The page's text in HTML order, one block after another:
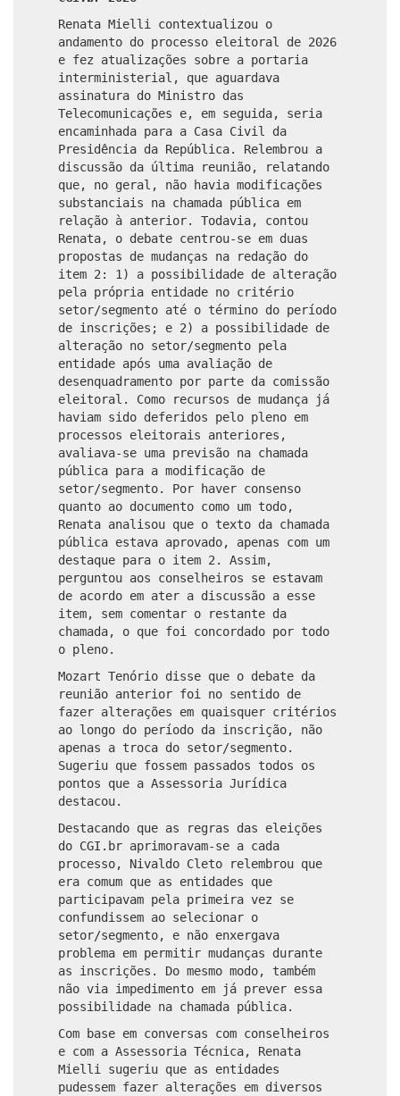
Renata Mielli contextualizou o
andamento do processo eleitoral de 2026
e fez atualizações sobre a portaria
interministerial, que aguardava
assinatura do Ministro das
Telecomunicações e, em seguida, seria
encaminhada para a Casa Civil da
Presidência da República. Relembrou a
discussão da última reunião, relatando
que, no geral, não havia modificações
substanciais na chamada pública em
relação à anterior. Todavia, contou
Renata, o debate centrou-se em duas
propostas de mudanças na redação do
item 2: 1) a possibilidade de alteração
pela própria entidade no critério
setor/segmento até o término do período
de inscrições; e 2) a possibilidade de
alteração no setor/segmento pela
entidade após uma avaliação de
desenquadramento por parte da comissão
eleitoral. Como recursos de mudança já
haviam sido deferidos pelo pleno em
processos eleitorais anteriores,
avaliava-se uma previsão na chamada
pública para a modificação de
setor/segmento. Por haver consenso
quanto ao documento como um todo,
Renata analisou que o texto da chamada
pública estava aprovado, apenas com um
destaque para o item 2. Assim,
perguntou aos conselheiros se estavam
de acordo em ater a discussão a esse
item, sem comentar o restante da
chamada, o que foi concordado por todo
o pleno.
Mozart Tenório disse que o debate da
reunião anterior foi no sentido de
fazer alterações em quaisquer critérios
ao longo do período da inscrição, não
apenas a troca do setor/segmento.
Sugeriu que fossem passados todos os
pontos que a Assessoria Jurídica
destacou.
Destacando que as regras das eleições
do CGI.br aprimoravam-se a cada
processo, Nivaldo Cleto relembrou que
era comum que as entidades que
participavam pela primeira vez se
confundissem ao selecionar o
setor/segmento, e não enxergava
problema em permitir mudanças durante
as inscrições. Do mesmo modo, também
não via impedimento em já prever essa
possibilidade na chamada pública.
Com base em conversas com conselheiros
e com a Assessoria Técnica, Renata
Mielli sugeriu que as entidades
pudessem fazer alterações em diversos